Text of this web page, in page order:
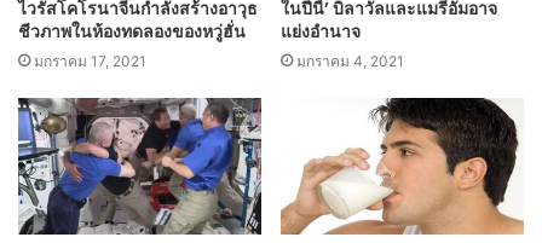
ไวรัสโคโรนาจีนกำลังสร้างอาวุธ
ชีวภาพในห้องทดลองของหวู่ฮั่น
มกราคม 17, 2021
ในปีนี้’ บิลาวัลและแมรีอัมอาจ
แย่งอำนาจ
มกราคม 4, 2021